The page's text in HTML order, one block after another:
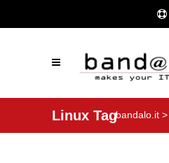
Linux Tagbandalo.it >